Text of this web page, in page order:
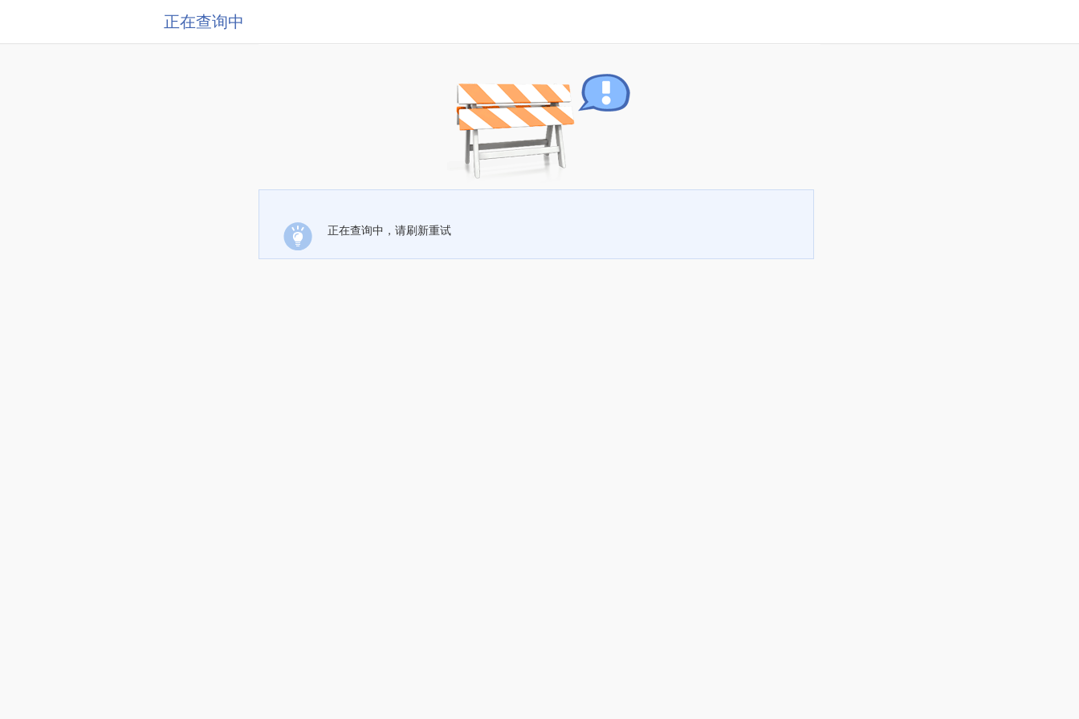
正在查询中
正在查询中，请刷新重试